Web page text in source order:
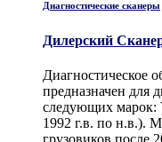
Диагностические сканеры
Дилерский
Диагностическое
предназначен для
следующих марок:
1992 г.в. по н.в.).